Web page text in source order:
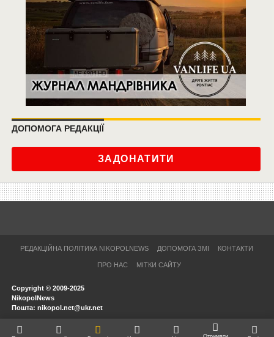
ДОПОМОГА РЕДАКЦІЇ
ЗАДОНАТИТИ
РЕДАКЦІЙНА ПОЛІТИКА NIKOPOLNEWS ДОПОМОГА ЗМІ КОНТАКТИ
ПРО НАС МІТКИ САЙТУ
Copyright © 2009-2025
NikopolNews
Пошта: nikopol.net@ukr.net